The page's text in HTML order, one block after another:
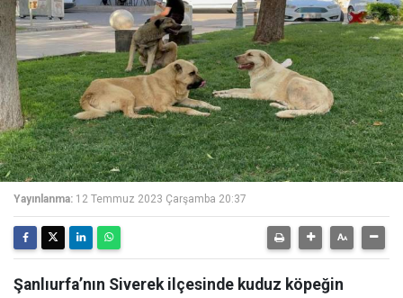
Yayınlanma: 12 Temmuz 2023 Çarşamba 20:37
Şanlıurfa’nın Siverek ilçesinde kuduz köpeğin